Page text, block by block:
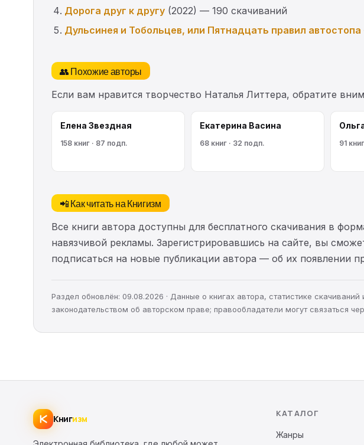
Дорога друг к другу (2022) — 190 скачиваний
Дульсинея и Тобольцев, или Пятнадцать правил автостопа
👥 Похожие авторы
Если вам нравится творчество Наталья Литтера, обратите
Елена Звездная
158 книг · 87 подп.
Екатерина Васина
68 книг · 32 подп. 91
📲 Как читать на Книгизм
Все книги автора доступны для бесплатного скачивания в
навязчивой рекламы. Зарегистрировавшись на сайте, вы
подписаться на новые публикации автора — об их появлении
Раздел обновлён: 09.08.2026 · Данные о книгах автора, статистике
законодательством об авторском праве; правообладатели могут связаться
Книгизм
КАТАЛОГ
Жанры